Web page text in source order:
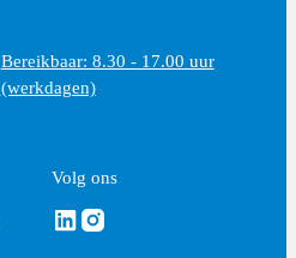
Bereikbaar: 8.30 - 17.00 uur
(werkdagen)
Volg ons
Volg ons via Linkedin
Volg ons via Instagram